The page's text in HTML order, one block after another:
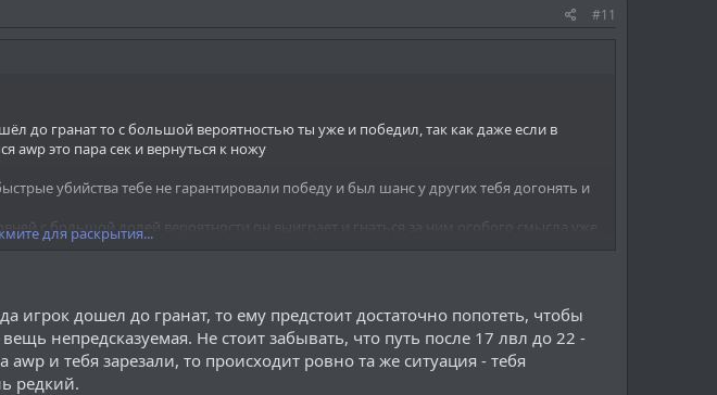
#11
до гранат то с большой вероятностью ты уже и победил, так как даже если в
awp это пара сек и вернуться к ножу
убийства тебе не гарантировали победу и был шанс у других тебя догонять и
с большой долей вероятности он выиграет и гнаться за ним особого смысла уже
с ножом тоже добавлял азарта, стараешься не кидать куда попало а стараться
для раскрытия...
игрок дошел до гранат, то ему предстоит достаточно попотеть, чтобы
непредсказуемая. Не стоит забывать, что путь после 17 лвл до 22 -
и тебя зарезали, то происходит ровно та же ситуация - тебя
редкий.